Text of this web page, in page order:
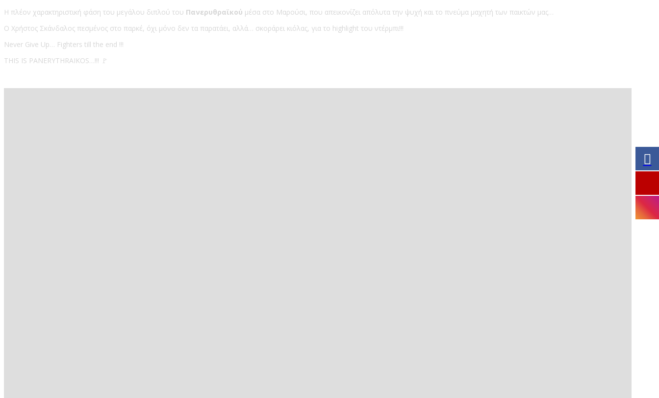
Η πλέον χαρακτηριστική φάση του μεγάλου διπλού του Πανερυθραϊκού μέσα στο Μαρούσι, που απεικονίζει απόλυτα την ψυχή και το πνεύμα μαχητή των παικτών μας…
O Χρήστος Σκάνδαλος πεσμένος στο παρκέ, όχι μόνο δεν τα παρατάει, αλλά… σκοράρει κιόλας, για το highlight του ντέρμπι!!!
Never Give Up… Fighters till the end !!!
THIS IS PANERYTHRAIKOS…!!! 🚩